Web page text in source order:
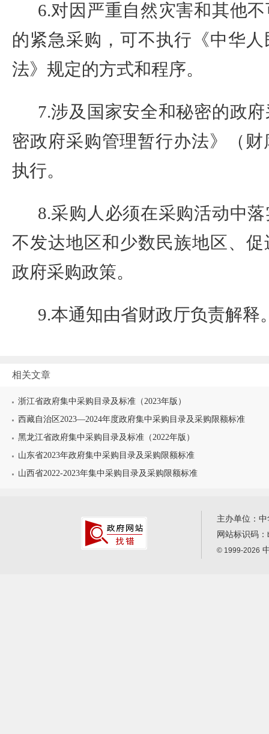
6.对因严重自然灾害和其他
的紧急采购，可不执行《中华
法》规定的方式和程序。
7.涉及国家安全和秘密的政
密政府采购管理暂行办法》（财
执行。
8.采购人必须在采购活动中
不发达地区和少数民族地区、
政府采购政策。
9.本通知由省财政厅负责解释
相关文章
浙江省政府集中采购目录及标准（2023年版）
西藏自治区2023—2024年度政府集中采购目录及采购限额标准
黑龙江省政府集中采购目录及标准（2022年版）
山东省2023年政府集中采购目录及采购限额标准
山西省2022-2023年集中采购目录及采购限额标准
主办单位：
网站标识码：
© 1999-2026